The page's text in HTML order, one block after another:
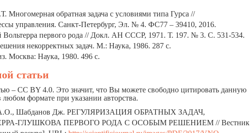
обратная задача с условиями типа Гурса //
управления. Санкт-Петербург, Эл. № 4. ФС77 – 39410, 2016.
Вольтерра первого рода // Докл. АН СССР, 1971. Т. 197. № 3. С. 531-534.
некорректных задач. М.: Наука, 1986. 287 с.
Москва: Наука, 1980. 496 с.
статьи
– CC BY 4.0. Это значит, что Вы можете свободно цитировать данную
формате при указании авторства.
Шабданов Дж. РЕГУЛЯРИЗАЦИЯ ОБРАТНЫХ ЗАДАЧ,
ГЛУШКОВА ПЕРВОГО РОДА С ОСОБЫМ РЕШЕНИЕМ // Вестник